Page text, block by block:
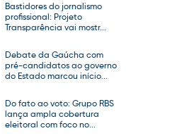
Bastidores do jornalismo
profissional: Projeto
Transparência vai mostr...
Debate da Gaúcha com
pré-candidatos ao governo
do Estado marcou início...
Do fato ao voto: Grupo RBS
lança ampla cobertura
eleitoral com foco no...